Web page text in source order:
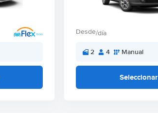
Desde/día
2 4 Manual
Seleccionar